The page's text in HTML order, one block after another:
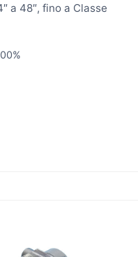
a 48″, fino a Classe